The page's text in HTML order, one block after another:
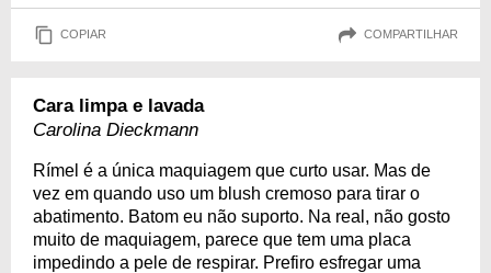
COPIAR COMPARTILHAR
Cara limpa e lavada
Carolina Dieckmann
Rímel é a única maquiagem que curto usar. Mas de
vez em quando uso um blush cremoso para tirar o
abatimento. Batom eu não suporto. Na real, não gosto
muito de maquiagem, parece que tem uma placa
impedindo a pele de respirar. Prefiro esfregar uma